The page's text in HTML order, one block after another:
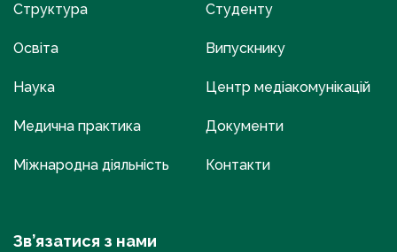
Структура
Освіта
Наука
Медична практика
Міжнародна діяльність
Студенту
Випускнику
Центр медіакомунікацій
Документи
Контакти
Зв’язатися з нами